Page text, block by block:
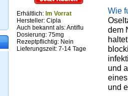
Erhältlich: Im Vorrat
Hersteller: Cipla
Auch bekannt als: Antiflu
Dosierung: 75mg
Rezeptpflichtig: Nein
Lieferungszeit: 7-14 Tage
Wie
dem
und
und